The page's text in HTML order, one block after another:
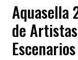
Aquasella
de
Escenarios